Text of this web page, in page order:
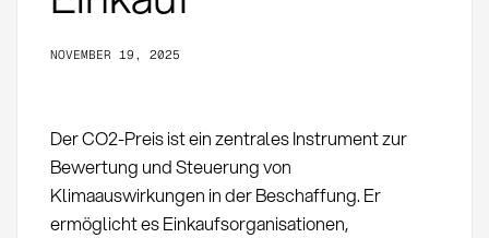
NOVEMBER 19, 2025
Der CO2-Preis ist ein zentrales Instrument zur
Bewertung und Steuerung von
Klimaauswirkungen in der Beschaffung. Er
ermöglicht es Einkaufsorganisationen,